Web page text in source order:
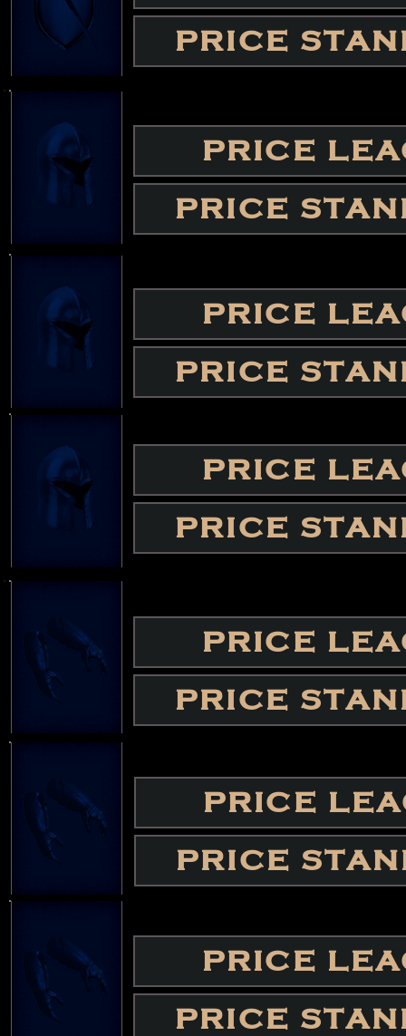
PRICE
PRICE
PRICE
PRICE
PRICE
PRICE
PRICE
PRICE
PRICE
PRICE
PRICE
PRICE
PRICE